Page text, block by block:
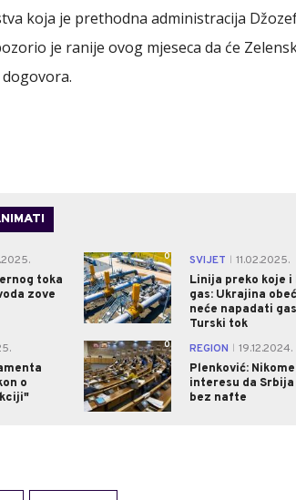
koja je prethodna administracija
je ranije ovog mjeseca da će
toka
zove
0 SVIJET
11.02.2025.
Linija preko koje i
gas: Ukrajina
neće napadati
Turski tok
o
0 REGION
19.12.2024.
Plenković:
interesu da
bez nafte